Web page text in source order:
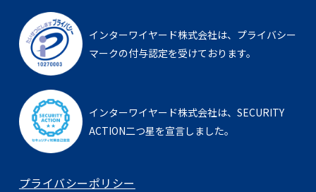
インターワイヤード株式会社は、 プライバシー
マークの付与認定を受けております。
インターワイヤード株式会社は、 SECURITY
ACTION二つ星を宣言しました。
プライバシーポリシー